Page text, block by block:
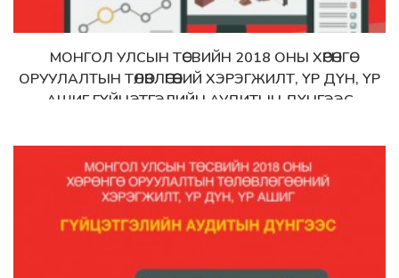
Дэлгэрэнгүй
МОНГОЛ УЛСЫН ТӨСВИЙН 2018 ОНЫ ХӨРӨНГӨ
ОРУУЛАЛТЫН ТӨЛӨВЛӨГӨӨНИЙ ХЭРЭГЖИЛТ, ҮР ДҮН, ҮР
АШИГ ГҮЙЦЭТГЭЛИЙН АУДИТЫН ДҮНГЭЭС